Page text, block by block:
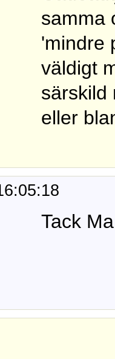
samma
'mindre
väldigt
särskild
eller
Tack